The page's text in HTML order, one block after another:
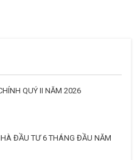
QUÝ II NĂM 2026
ĐẦU TƯ 6 THÁNG ĐẦU NĂM